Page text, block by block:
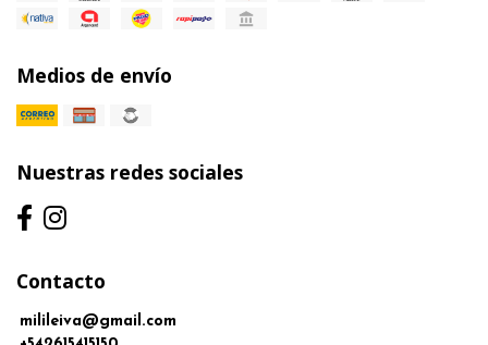
Medios de envío
Nuestras redes sociales
Contacto
milileiva@gmail.com